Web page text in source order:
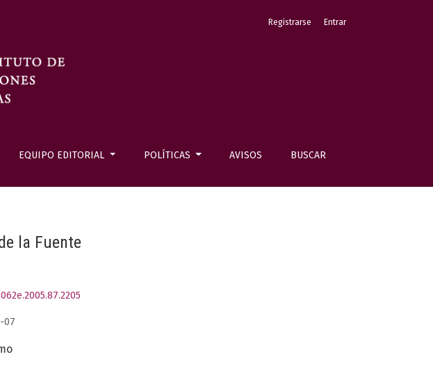
EQUIPO EDITORIAL POLÍTICAS AVISOS BUSCAR
Registrarse Entrar
la Fuente
07